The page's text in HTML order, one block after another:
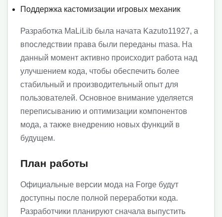
Поддержка кастомизации игровых механик
Разработка MaLiLib была начата Kazuto11927, а
впоследствии права были переданы masa. На
данный момент активно происходит работа над
улучшением кода, чтобы обеспечить более
стабильный и производительный опыт для
пользователей. Основное внимание уделяется
переписыванию и оптимизации компонентов
мода, а также внедрению новых функций в
будущем.
План работы
Официальные версии мода на Forge будут
доступны после полной переработки кода.
Разработчики планируют сначала выпустить